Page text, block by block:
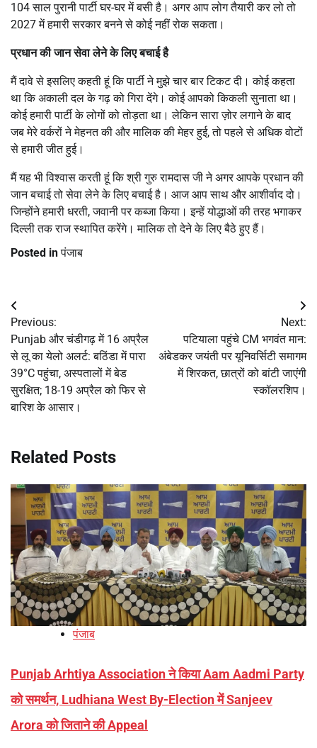
104 साल पुरानी पार्टी घर-घर में बसी है। अगर आप लोग तैयारी कर लो तो
2027 में हमारी सरकार बनने से कोई नहीं रोक सकता।
प्रधान की जान सेवा लेने के लिए बचाई है
मैं दावे से इसलिए कहती हूं कि पार्टी ने मुझे चार बार टिकट दी। कोई कहता
था कि अकाली दल के गढ़ को गिरा देंगे। कोई आपको किकली सुनाता था।
कोई हमारी पार्टी के लोगों को तोड़ता था। लेकिन सारा ज़ोर लगाने के बाद
जब मेरे वर्करों ने मेहनत की और मालिक की मेहर हुई, तो पहले से अधिक वोटों
से हमारी जीत हुई।
मैं यह भी विश्वास करती हूं कि श्री गुरु रामदास जी ने अगर आपके प्रधान की
जान बचाई तो सेवा लेने के लिए बचाई है। आज आप साथ और आशीर्वाद दो।
जिन्होंने हमारी धरती, जवानी पर कब्जा किया। इन्हें योद्धाओं की तरह भगाकर
दिल्ली तक राज स्थापित करेंगे। मालिक तो देने के लिए बैठे हुए हैं।
Posted inपंजाब
Post
navigation
Previous:
Punjab और चंडीगढ़ में 16 अप्रैल
से लू का येलो अलर्ट: बठिंडा में पारा
39°C पहुंचा, अस्पतालों में बेड
सुरक्षित; 18-19 अप्रैल को फिर से
बारिश के आसार।
Next:
पटियाला पहुंचे CM भगवंत मान:
अंबेडकर जयंती पर यूनिवर्सिटी समागम
में शिरकत, छात्रों को बांटी जाएंगी
स्कॉलरशिप।
Related Posts
पंजाब
Punjab Arhtiya Association ने किया Aam Aadmi Party
को समर्थन, Ludhiana West By-Election में Sanjeev
Arora को जिताने की Appeal